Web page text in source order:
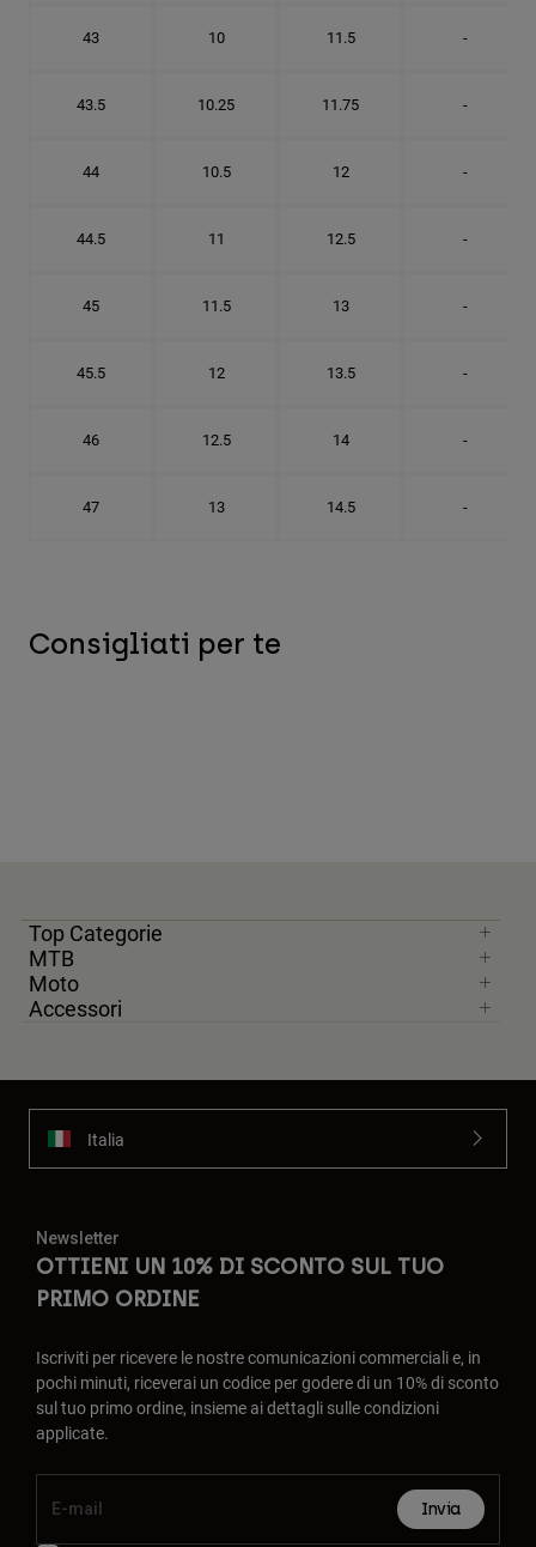
43 10 11.5 -
43.5 10.25 11.75 -
44 10.5 12 -
44.5 11 12.5 -
45 11.5 13 -
45.5 12 13.5 -
46 12.5 14 -
47 13 14.5 -
Consigliati per te
Top Categorie
MTB
Moto
Accessori
Italia
Newsletter
OTTIENI UN 10% DI SCONTO SUL TUO
PRIMO ORDINE
Iscriviti per ricevere le nostre comunicazioni commerciali e, in
pochi minuti, riceverai un codice per godere di un 10% di sconto
sul tuo primo ordine, insieme ai dettagli sulle condizioni
applicate.
Invia